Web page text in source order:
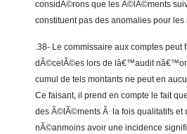
considÃ©rons que les Ã©lÃ©ments
constituent pas des anomalies pour
.38- Le commissaire aux comptes
dÃ©celÃ©es lors de lâ€™audit
cumul de tels montants ne peut en
Ce faisant, il prend en compte le fait
des Ã©lÃ©ments Ã la fois qualitatifs et
nÃ©anmoins avoir une incidence